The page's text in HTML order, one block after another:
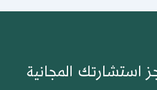
استشارتك المجانية